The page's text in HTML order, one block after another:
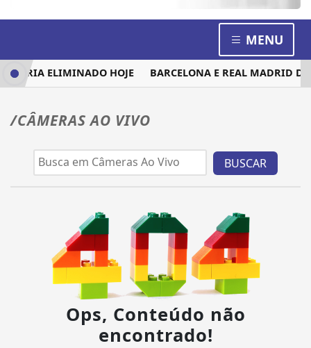
MENU
SERIA ELIMINADO HOJE BARCELONA E REAL MADRID
/CÂMERAS AO VIVO
BUSCAR
Ops, Conteúdo não
encontrado!